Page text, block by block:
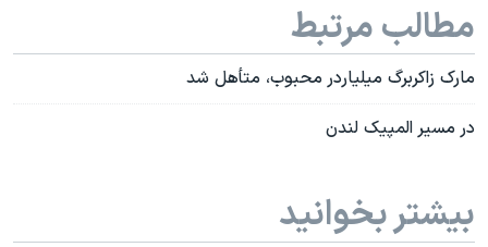
مطالب مرتبط
مارک زاکربرگ میلیاردر محبوب، متأهل شد
در مسیر المپیک لندن
بیشتر بخوانید